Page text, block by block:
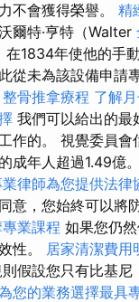
不會獲得榮譽。 精
爾特·亨特（Walter
在1834年使他的手
從未為該設備申請
整骨推拿療程 了解
我們可以給出的最
作的。 視覺委員會
成年人超過1.49億。
律師為您提供法律
意，您始終可以將
業課程 如果您仍
性。 居家清潔費用
假設您只有比基尼
您的業務選擇最具